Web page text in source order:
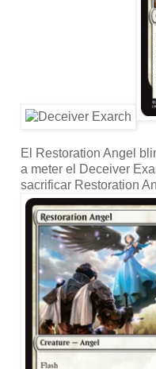
El Restoration Angel
a meter el Deceiver
sacrificar Restoration